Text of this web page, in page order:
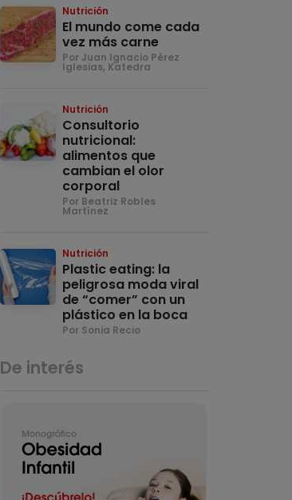
Nutrición
El mundo come cada
vez más carne
Por Juan Ignacio Pérez
Iglesias, Katedra
Nutrición
Consultorio
nutricional:
alimentos que
cambian el olor
corporal
Por Beatriz Robles
Martínez
Nutrición
Plastic eating: la
peligrosa moda viral
de “comer” con un
plástico en la boca
Por Sonia Recio
De interés